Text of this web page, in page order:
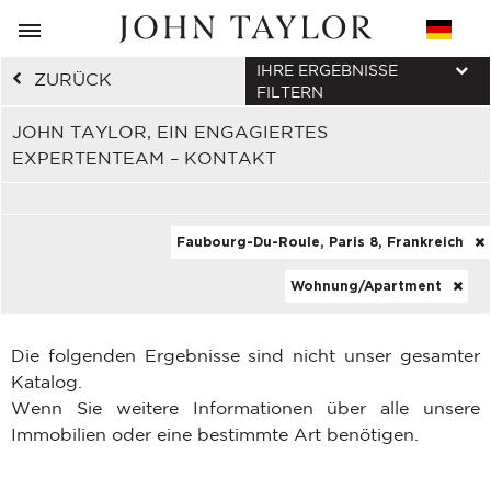
ZURÜCK
JOHN TAYLOR, EIN ENGAGIERTES
EXPERTENTEAM – KONTAKT
IHRE ERGEBNISSE
FILTERN
Faubourg-Du-Roule, Paris 8, Frankreich
Wohnung/Apartment
Die folgenden Ergebnisse sind nicht unser gesamter
Katalog.
Wenn Sie weitere Informationen über alle unsere
Immobilien oder eine bestimmte Art benötigen.